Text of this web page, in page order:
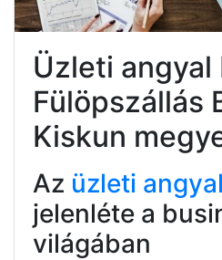
Üzleti
Fülöpszállás
Kiskun
Az üzleti
jelenléte a
világában